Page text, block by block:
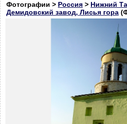
Фотографии > Россия > Нижний
Демидовский завод, Лисья гора